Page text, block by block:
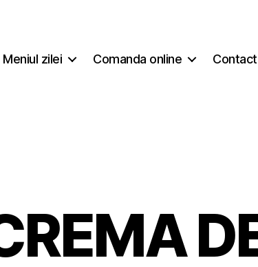
Meniul zilei Comanda online Contact